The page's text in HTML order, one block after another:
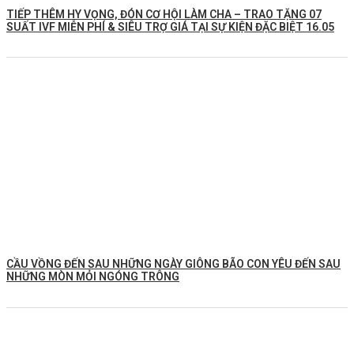
TIẾP THÊM HY VỌNG, ĐÓN CƠ HỘI LÀM CHA – TRAO TẶNG 07
SUẤT IVF MIỄN PHÍ & SIÊU TRỢ GIÁ TẠI SỰ KIỆN ĐẶC BIỆT 16.05
CẦU VỒNG ĐẾN SAU NHỮNG NGÀY GIÔNG BÃO CON YÊU ĐẾN SAU
NHỮNG MÒN MỎI NGÓNG TRÔNG